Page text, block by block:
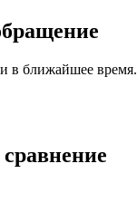
в ближайшее время.